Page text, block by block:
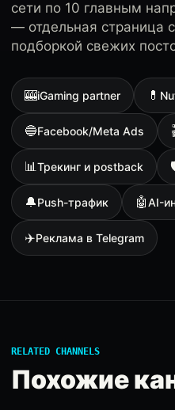
сети по 10 главным
— отдельная страница
подборкой свежих
🎰iGaming partner 💊
🔵Facebook/Meta Ads
📊Трекинг и postback
🔔Push-трафик 🤖AI-
✈️Реклама в Telegram
RELATED CHANNELS
Похожие